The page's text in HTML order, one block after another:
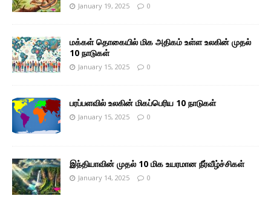
January 19, 2025 0
மக்கள் தொகையில் மிக அதிகம் உள்ள உலகின் முதல்
10 நாடுகள்
January 15, 2025 0
பரப்பளவில் உலகின் மிகப்பெரிய 10 நாடுகள்
January 15, 2025 0
இந்தியாவின் முதல் 10 மிக உயரமான நீர்வீழ்ச்சிகள்
January 14, 2025 0